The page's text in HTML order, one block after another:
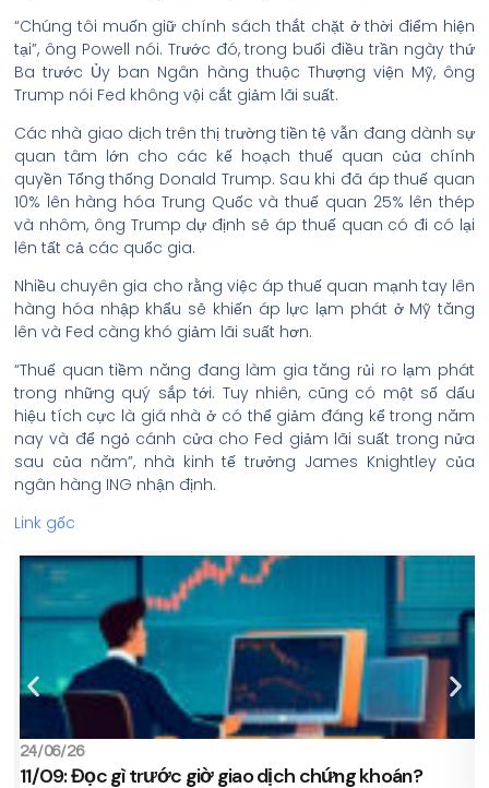
“Chúng tôi muốn giữ chính sách thắt chặt ở thời điểm hiện
tại”, ông Powell nói. Trước đó, trong buổi điều trần ngày thứ
Ba trước Ủy ban Ngân hàng thuộc Thượng viện Mỹ, ông
Trump nói Fed không vội cắt giảm lãi suất.
Các nhà giao dịch trên thị trường tiền tệ vẫn đang dành sự
quan tâm lớn cho các kế hoạch thuế quan của chính
quyền Tổng thống Donald Trump. Sau khi đã áp thuế quan
10% lên hàng hóa Trung Quốc và thuế quan 25% lên thép
và nhôm, ông Trump dự định sẽ áp thuế quan có đi có lại
lên tất cả các quốc gia.
Nhiều chuyên gia cho rằng việc áp thuế quan mạnh tay lên
hàng hóa nhập khẩu sẽ khiến áp lực lạm phát ở Mỹ tăng
lên và Fed càng khó giảm lãi suất hơn.
“Thuế quan tiềm năng đang làm gia tăng rủi ro lạm phát
trong những quý sắp tới. Tuy nhiên, cũng có một số dấu
hiệu tích cực là giá nhà ở có thể giảm đáng kể trong năm
nay và để ngỏ cánh cửa cho Fed giảm lãi suất trong nửa
sau của năm”, nhà kinh tế trưởng James Knightley của
ngân hàng ING nhận định.
Link gốc
24/06/26
11/09: Đọc gì trước giờ giao dịch chứng khoán?